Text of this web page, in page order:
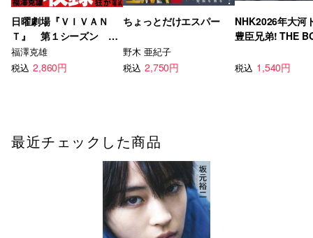
日曜劇場『ＶＩＶＡＮ
Ｔ』 第１シーズン シ
ナリオブック
福澤克雄
税込 2,860円
ちょっとだけエスパー
野木 亜紀子
税込 2,750円
NHK2026年大河
豊臣兄弟! THE
税込 1,540円
最近チェックした商品